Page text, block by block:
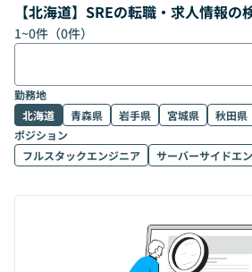
【北海道】SREの転職・求人情報の
1~0件（0件）
勤務地
北海道
青森県 岩手県 宮城県 秋田県
ポジション
フルスタックエンジニア
サーバーサイドエ